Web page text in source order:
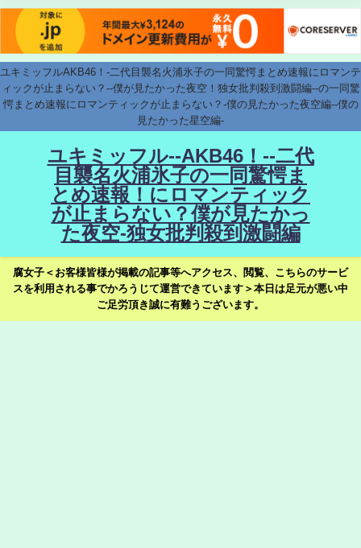
ユキミッフルAKB46！-二代目襲名火浦氷子の一同驚愕まとめ速報にロマンテ
ィックが止まらない？--僕が見たかった夜空！独女批判殺到激闘編--の一同驚
愕まとめ速報にロマンティックが止まらない？-僕の見たかった夜空編--僕の
見たかった星空編-
ユキミッフル--AKB46！--二代
目襲名火浦氷子の一同驚愕ま
とめ速報！にロマンティック
が止まらない？僕が見たかっ
た夜空-独女批判殺到激闘編
腐女子＜お客様皆様が掲載の記事等へアクセス、閲覧、こちらのサービ
スを利用される事でかろうじて運営できています＞本日は足元が悪い中
ご足労頂き誠に有難うございます。